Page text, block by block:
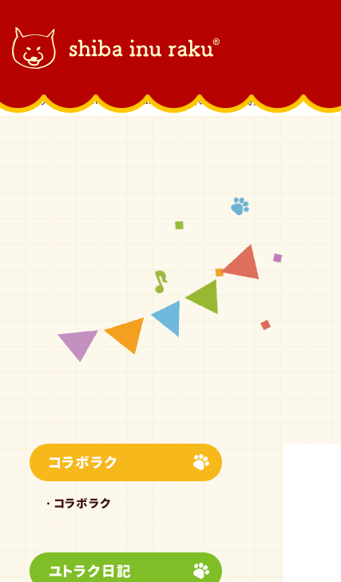
柴犬ラク｜shiba inu raku 今日のラク >おりこう
コラボラク
コラボラク
ユトラク日記